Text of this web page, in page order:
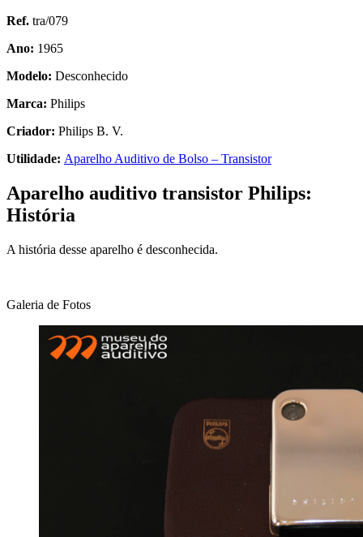
Ref. tra/079
Ano: 1965
Modelo: Desconhecido
Marca: Philips
Criador: Philips B. V.
Utilidade: Aparelho Auditivo de Bolso – Transistor
Aparelho auditivo transistor Philips:
História
A história desse aparelho é desconhecida.
Galeria de Fotos